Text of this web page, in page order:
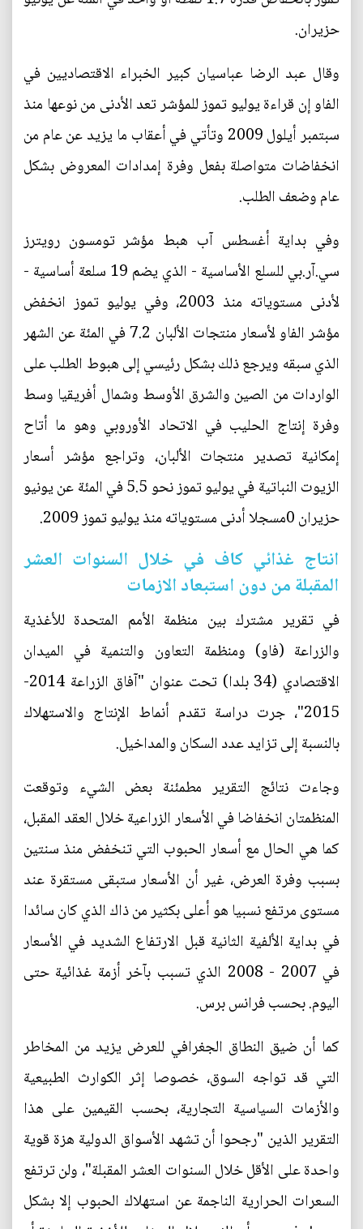
حزيران.
وقال عبد الرضا عباسيان كبير الخبراء الاقتصاديين في
الفاو إن قراءة يوليو تموز للمؤشر تعد الأدنى من نوعها منذ
سبتمبر أيلول 2009 وتأتي في أعقاب ما يزيد عن عام من
انخفاضات متواصلة بفعل وفرة إمدادات المعروض بشكل
عام وضعف الطلب.
وفي بداية أغسطس آب هبط مؤشر تومسون رويترز
سي.آر.بي للسلع الأساسية - الذي يضم 19 سلعة أساسية -
لأدنى مستوياته منذ 2003، وفي يوليو تموز انخفض
مؤشر الفاو لأسعار منتجات الألبان 7.2 في المئة عن الشهر
الذي سبقه ويرجع ذلك بشكل رئيسي إلى هبوط الطلب على
الواردات من الصين والشرق الأوسط وشمال أفريقيا وسط
وفرة إنتاج الحليب في الاتحاد الأوروبي وهو ما أتاح
إمكانية تصدير منتجات الألبان، وتراجع مؤشر أسعار
الزيوت النباتية في يوليو تموز نحو 5.5 في المئة عن يونيو
حزيران 0مسجلا أدنى مستوياته منذ يوليو تموز 2009.
انتاج غذائي كاف في خلال السنوات العشر
المقبلة من دون استبعاد الازمات
في تقرير مشترك بين منظمة الأمم المتحدة للأغذية
والزراعة (فاو) ومنظمة التعاون والتنمية في الميدان
الاقتصادي (34 بلدا) تحت عنوان "آفاق الزراعة 2014-
2015"، جرت دراسة تقدم أنماط الإنتاج والاستهلاك
بالنسبة إلى تزايد عدد السكان والمداخيل.
وجاءت نتائج التقرير مطمئنة بعض الشيء وتوقعت
المنظمتان انخفاضا في الأسعار الزراعية خلال العقد المقبل،
كما هي الحال مع أسعار الحبوب التي تنخفض منذ سنتين
بسبب وفرة العرض، غير أن الأسعار ستبقى مستقرة عند
مستوى مرتفع نسبيا هو أعلى بكثير من ذاك الذي كان سائدا
في بداية الألفية الثانية قبل الارتفاع الشديد في الأسعار
في 2007 - 2008 الذي تسبب بآخر أزمة غذائية حتى
اليوم. بحسب فرانس برس.
كما أن ضيق النطاق الجغرافي للعرض يزيد من المخاطر
التي قد تواجه السوق، خصوصا إثر الكوارث الطبيعية
والأزمات السياسية التجارية، بحسب القيمين على هذا
التقرير الذين "رجحوا أن تشهد الأسواق الدولية هزة قوية
واحدة على الأقل خلال السنوات العشر المقبلة"، ولن ترتفع
السعرات الحرارية الناجمة عن استهلاك الحبوب إلا بشكل